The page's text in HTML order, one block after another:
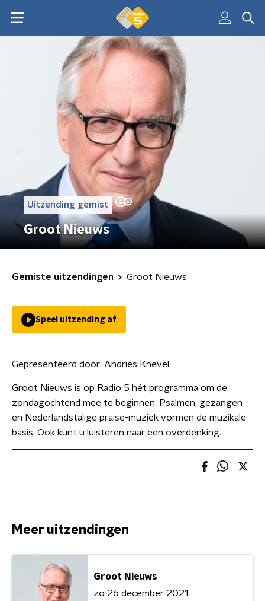
Uitzending gemist
Groot Nieuws
Gemiste uitzendingen Groot Nieuws
Speel uitzending af
Gepresenteerd door: Andries Knevel
Groot Nieuws is op Radio 5 hét programma om de
zondagochtend mee te beginnen. Psalmen, gezangen
en Nederlandstalige praise-muziek vormen de muzikale
basis. Ook kunt u luisteren naar een overdenking.
Meer uitzendingen
Groot Nieuws
zo 26 december 2021